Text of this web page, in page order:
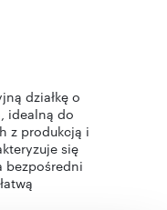
działkę o
idealną do
z produkcją i
się
bezpośredni